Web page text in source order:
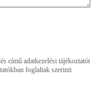
című adatkezelési tájékoztatót
foglaltak szerinti